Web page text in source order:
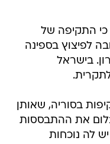
התקיפה של
לפיצוץ בספינה
בישראל
בסוריה, שאותן
את ההתבססות
לה נוכחות